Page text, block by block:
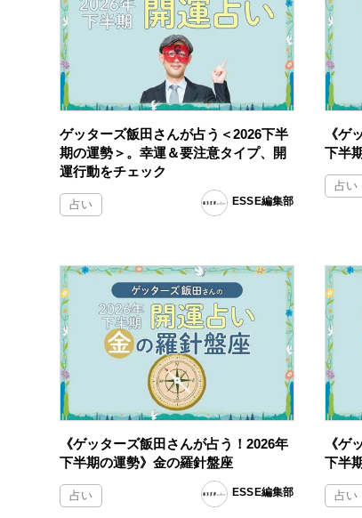
ゲッターズ飯田さんが占う＜2026下半
期の運勢＞。幸運＆要注意タイプ、開
運行動をチェック
占い ESSE編集部
《ゲ
下半
占い
《ゲッターズ飯田さんが占う！2026年
下半期の運勢》金の羅針盤座
占い ESSE編集部
《ゲ
下半
占い